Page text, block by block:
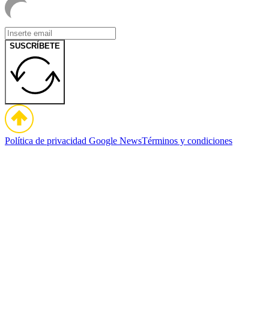
SUSCRÍBETE
Política de privacidad Google NewsTérminos y condiciones